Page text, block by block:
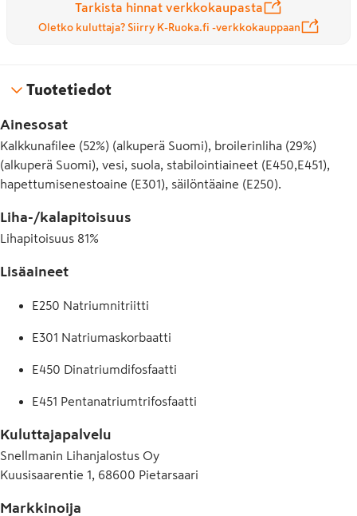
Tarkista hinnat verkkokaupasta
Oletko kuluttaja? Siirry K-Ruoka.fi -verkkokauppaan
Tuotetiedot
Ainesosat
Kalkkunafilee (52%) (alkuperä Suomi), broilerinliha (29%)
(alkuperä Suomi), vesi, suola, stabilointiaineet (E450,E451),
hapettumisenestoaine (E301), säilöntäaine (E250).
Liha-/kalapitoisuus
Lihapitoisuus 81%
Lisäaineet
E250 Natriumnitriitti
E301 Natriumaskorbaatti
E450 Dinatriumdifosfaatti
E451 Pentanatriumtrifosfaatti
Kuluttajapalvelu
Snellmanin Lihanjalostus Oy
Kuusisaarentie 1, 68600 Pietarsaari
Markkinoija